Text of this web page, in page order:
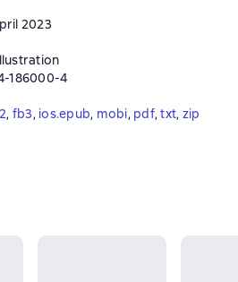
2023
186000-4
, fb3, ios.epub, mobi, pdf, txt, zip